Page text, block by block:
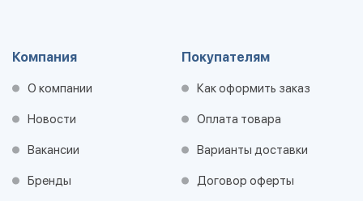
Компания
О компании
Новости
Вакансии
Бренды
Покупателям
Как оформить заказ
Оплата товара
Варианты доставки
Договор оферты